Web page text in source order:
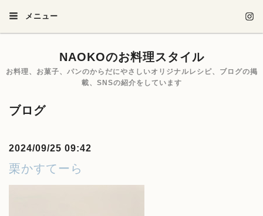
メニュー
NAOKOのお料理スタイル
お料理、お菓子、パンのからだにやさしいオリジナルレシピ、ブログの掲
載、SNSの紹介をしています
ブログ
2024/09/25 09:42
栗かすてーら